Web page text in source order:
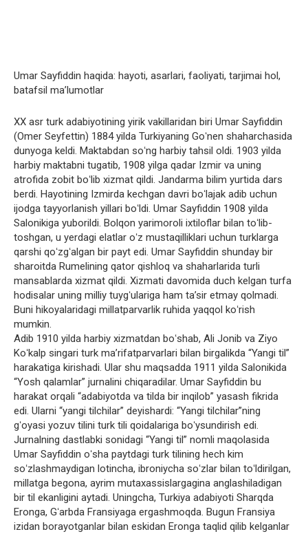
Umar Sayfiddin haqida: hayoti, asarlari, faoliyati, tarjimai hol,
batafsil ma’lumotlar
XX asr turk adabiyotining yirik vakillaridan biri Umar Sayfiddin
(Omer Seyfettin) 1884 yilda Turkiyaning Goʻnen shaharchasida
dunyoga keldi. Maktabdan soʻng harbiy tahsil oldi. 1903 yilda
harbiy maktabni tugatib, 1908 yilga qadar Izmir va uning
atrofida zobit boʻlib xizmat qildi. Jandarma bilim yurtida dars
berdi. Hayotining Izmirda kechgan davri boʻlajak adib uchun
ijodga tayyorlanish yillari boʻldi. Umar Sayfiddin 1908 yilda
Salonikiga yuborildi. Bolqon yarimoroli ixtiloflar bilan toʻlib-
toshgan, u yerdagi elatlar oʻz mustaqilliklari uchun turklarga
qarshi qoʻzgʻalgan bir payt edi. Umar Sayfiddin shunday bir
sharoitda Rumelining qator qishloq va shaharlarida turli
mansablarda xizmat qildi. Xizmati davomida duch kelgan turfa
hodisalar uning milliy tuygʻulariga ham taʼsir etmay qolmadi.
Buni hikoyalaridagi millatparvarlik ruhida yaqqol koʻrish
mumkin.
Adib 1910 yilda harbiy xizmatdan boʻshab, Ali Jonib va Ziyo
Koʻkalp singari turk maʼrifatparvarlari bilan birgalikda “Yangi til”
harakatiga kirishadi. Ular shu maqsadda 1911 yilda Salonikida
“Yosh qalamlar” jurnalini chiqaradilar. Umar Sayfiddin bu
harakat orqali “adabiyotda va tilda bir inqilob” yasash fikrida
edi. Ularni “yangi tilchilar” deyishardi: “Yangi tilchilar”ning
gʻoyasi yozuv tilini turk tili qoidalariga boʻysundirish edi.
Jurnalning dastlabki sonidagi “Yangi til” nomli maqolasida
Umar Sayfiddin oʻsha paytdagi turk tilining hech kim
soʻzlashmaydigan lotincha, ibroniycha soʻzlar bilan toʻldirilgan,
millatga begona, ayrim mutaxassislargagina anglashiladigan
bir til ekanligini aytadi. Uningcha, Turkiya adabiyoti Sharqda
Eronga, Gʻarbda Fransiyaga ergashmoqda. Bugun Fransiya
izidan borayotganlar bilan eskidan Eronga taqlid qilib kelganlar